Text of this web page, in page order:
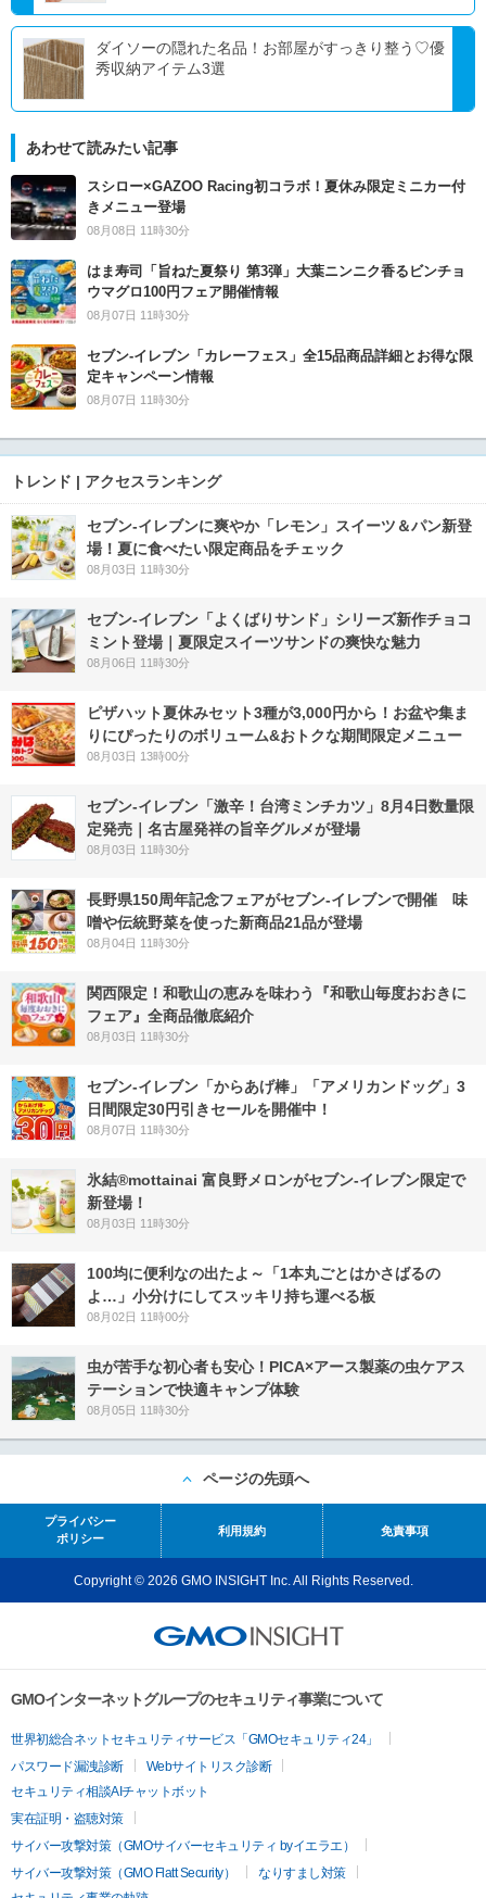
ダイソーの隠れた名品！お部屋がすっきり整う♡優
秀収納アイテム3選
あわせて読みたい記事
スシロー×GAZOO Racing初コラボ！夏休み限定ミニカー付
きメニュー登場
08月08日 11時30分
はま寿司「旨ねた夏祭り 第3弾」大葉ニンニク香るビンチョ
ウマグロ100円フェア開催情報
08月07日 11時30分
セブン‐イレブン「カレーフェス」全15品商品詳細とお得な限
定キャンペーン情報
08月07日 11時30分
トレンド | アクセスランキング
セブン‐イレブンに爽やか「レモン」スイーツ＆パン新登
場！夏に食べたい限定商品をチェック
08月03日 11時30分
セブン‐イレブン「よくばりサンド」シリーズ新作チョコ
ミント登場｜夏限定スイーツサンドの爽快な魅力
08月06日 11時30分
ピザハット夏休みセット3種が3,000円から！お盆や集ま
りにぴったりのボリューム&おトクな期間限定メニュー
08月03日 13時00分
セブン-イレブン「激辛！台湾ミンチカツ」8月4日数量限
定発売｜名古屋発祥の旨辛グルメが登場
08月03日 11時30分
長野県150周年記念フェアがセブン-イレブンで開催 味
噌や伝統野菜を使った新商品21品が登場
08月04日 11時30分
関西限定！和歌山の恵みを味わう『和歌山毎度おおきに
フェア』全商品徹底紹介
08月03日 11時30分
セブン‐イレブン「からあげ棒」「アメリカンドッグ」3
日間限定30円引きセールを開催中！
08月07日 11時30分
氷結®mottainai 富良野メロンがセブン‐イレブン限定で
新登場！
08月03日 11時30分
100均に便利なの出たよ～「1本丸ごとはかさばるの
よ…」小分けにしてスッキリ持ち運べる板
08月02日 11時00分
虫が苦手な初心者も安心！PICA×アース製薬の虫ケアス
テーションで快適キャンプ体験
08月05日 11時30分
ページの先頭へ
プライバシー
ポリシー
利用規約 免責事項
Copyright © 2026 GMO INSIGHT Inc. All Rights Reserved.
GMOインターネットグループのセキュリティ事業について
世界初総合ネットセキュリティサービス「GMOセキュリティ24」
パスワード漏洩診断
Webサイトリスク診断
セキュリティ相談AIチャットボット
実在証明・盗聴対策
サイバー攻撃対策（GMOサイバーセキュリティ byイエラエ）
サイバー攻撃対策（GMO Flatt Security）
なりすまし対策